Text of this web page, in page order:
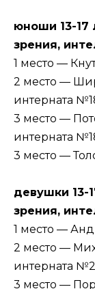
юноши 13-17
зрения,
1 место —
2 место —
интерната
3 место —
интерната
3 место —
девушки 13-
зрения,
1 место —
2 место —
интерната
3 место —